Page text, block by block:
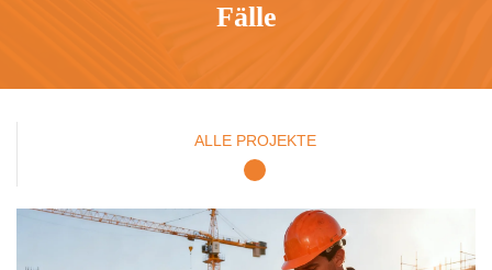
Fälle
ALLE PROJEKTE